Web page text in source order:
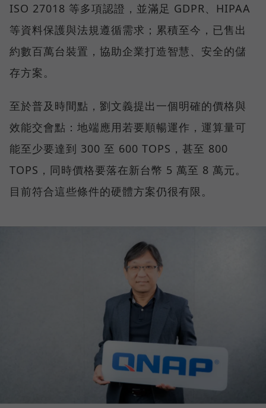
ISO 27018 等多項認證，並滿足 GDPR、HIPAA
等資料保護與法規遵循需求；累積至今，已售出
約數百萬台裝置，協助企業打造智慧、安全的儲
存方案。
至於普及時間點，劉文義提出一個明確的價格與
效能交會點：地端應用若要順暢運作，運算量可
能至少要達到 300 至 600 TOPS，甚至 800
TOPS，同時價格要落在新台幣 5 萬至 8 萬元。
目前符合這些條件的硬體方案仍很有限。